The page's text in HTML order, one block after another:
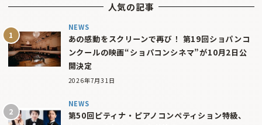
人気の記事
NEWS
あの感動をスクリーンで再び！ 第19回ショパンコ
ンクールの映画“ショパコンシネマ”が10月2日公
開決定
2026年7月31日
NEWS
第50回ピティナ・ピアノコンペティション特級、